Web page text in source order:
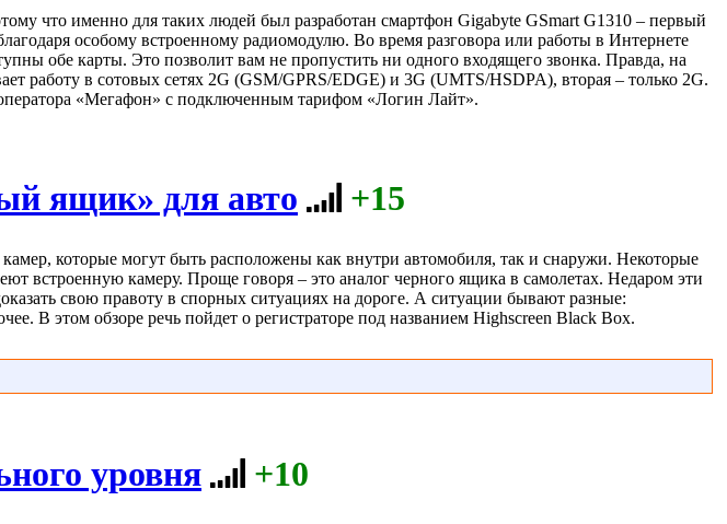
что именно для таких людей был разработан смартфон Gigabyte GSmart G1310 – первый
особому встроенному радиомодулю. Во время разговора или работы в Интернете
обе карты. Это позволит вам не пропустить ни одного входящего звонка. Правда, на
работу в сотовых сетях 2G (GSM/GPRS/EDGE) и 3G (UMTS/HSDPA), вторая – только 2G.
«Мегафон» с подключенным тарифом «Логин Лайт».
ящик» для авто +15
которые могут быть расположены как внутри автомобиля, так и снаружи. Некоторые
встроенную камеру. Проще говоря – это аналог черного ящика в самолетах. Недаром эти
свою правоту в спорных ситуациях на дороге. А ситуации бывают разные:
В этом обзоре речь пойдет о регистраторе под названием Highscreen Black Box.
уровня +10